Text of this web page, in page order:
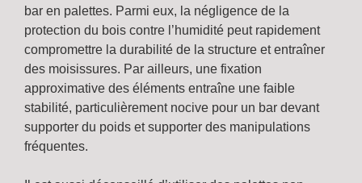
bar en palettes. Parmi eux, la négligence de la
protection du bois contre l’humidité peut rapidement
compromettre la durabilité de la structure et entraîner
des moisissures. Par ailleurs, une fixation
approximative des éléments entraîne une faible
stabilité, particulièrement nocive pour un bar devant
supporter du poids et supporter des manipulations
fréquentes.